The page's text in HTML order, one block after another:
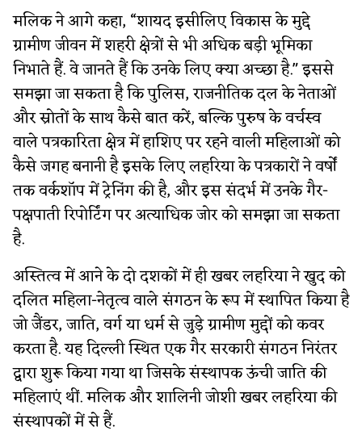
मलिक ने आगे कहा, “शायद इसीलिए विकास के मुद्दे
ग्रामीण जीवन में शहरी क्षेत्रों से भी अधिक बड़ी भूमिका
निभाते हैं. वे जानते हैं कि उनके लिए क्या अच्छा है." इससे
समझा जा सकता है कि पुलिस, राजनीतिक दल के नेताओं
और स्रोतों के साथ कैसे बात करें, बल्कि पुरुष के वर्चस्व
वाले पत्रकारिता क्षेत्र में हाशिए पर रहने वाली महिलाओं को
कैसे जगह बनानी है इसके लिए लहरिया के पत्रकारों ने वर्षों
तक वर्कशॉप में ट्रेनिंग की है, और इस संदर्भ में उनके गैर-
पक्षपाती रिपोर्टिंग पर अत्याधिक जोर को समझा जा सकता
है.
अस्तित्व में आने के दो दशकों में ही खबर लहरिया ने खुद को
दलित महिला-नेतृत्व वाले संगठन के रूप में स्थापित किया है
जो जैंडर, जाति, वर्ग या धर्म से जुड़े ग्रामीण मुद्दों को कवर
करता है. यह दिल्ली स्थित एक गैर सरकारी संगठन निरंतर
द्वारा शुरू किया गया था जिसके संस्थापक ऊंची जाति की
महिलाएं थीं. मलिक और शालिनी जोशी खबर लहरिया की
संस्थापकों में से हैं.